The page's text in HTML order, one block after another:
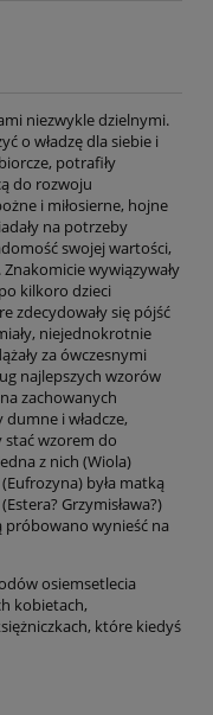
niezwykle dzielnymi.
o władzę dla siebie i
potrafiły
do rozwoju
i miłosierne, hojne
na potrzeby
swojej wartości,
wywiązywały
kilkoro dzieci
zdecydowały się pójść
niejednokrotnie
za ówczesnymi
najlepszych wzorów
zachowanych
i władcze,
wzorem do
z nich (Wiola)
była matką
Grzymisława?)
próbowano wynieść na
osiemsetlecia
kobietach,
które kiedyś